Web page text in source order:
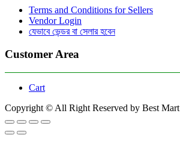
Terms and Conditions for Sellers
Vendor Login
যেভাবে ভেন্ডর বা সেলার হবেন
Customer Area
Cart
Copyright © All Right Reserved by Best Mart